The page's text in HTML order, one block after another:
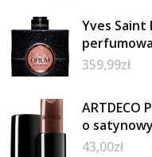
Yves Saint
359,99zł
ARTDECO
o
43,00zł